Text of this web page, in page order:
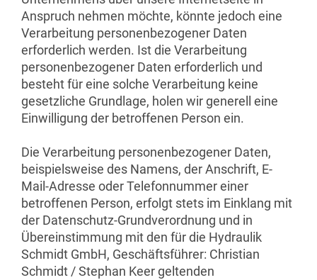
Anspruch nehmen möchte, könnte jedoch eine
Verarbeitung personenbezogener Daten
erforderlich werden. Ist die Verarbeitung
personenbezogener Daten erforderlich und
besteht für eine solche Verarbeitung keine
gesetzliche Grundlage, holen wir generell eine
Einwilligung der betroffenen Person ein.
Die Verarbeitung personenbezogener Daten,
beispielsweise des Namens, der Anschrift, E-
Mail-Adresse oder Telefonnummer einer
betroffenen Person, erfolgt stets im Einklang mit
der Datenschutz-Grundverordnung und in
Übereinstimmung mit den für die Hydraulik
Schmidt GmbH, Geschäftsführer: Christian
Schmidt / Stephan Keer geltenden